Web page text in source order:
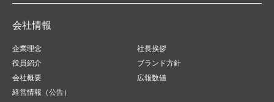
会社情報
企業理念
社長挨拶
役員紹介
ブランド方針
会社概要
広報数値
経営情報（公告）